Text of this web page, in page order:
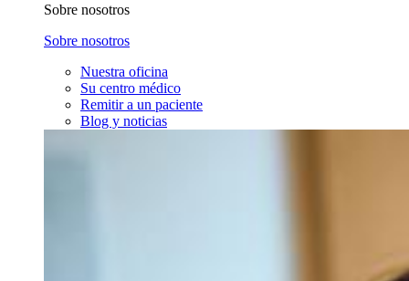
Sobre nosotros
Sobre nosotros
Nuestra oficina
Su centro médico
Remitir a un paciente
Blog y noticias